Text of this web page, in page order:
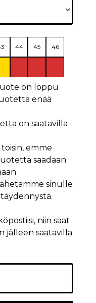
44 45 46
on loppu
enää
on saatavilla
emme
saadaan
sinulle
niin saat
jälleen saatavilla